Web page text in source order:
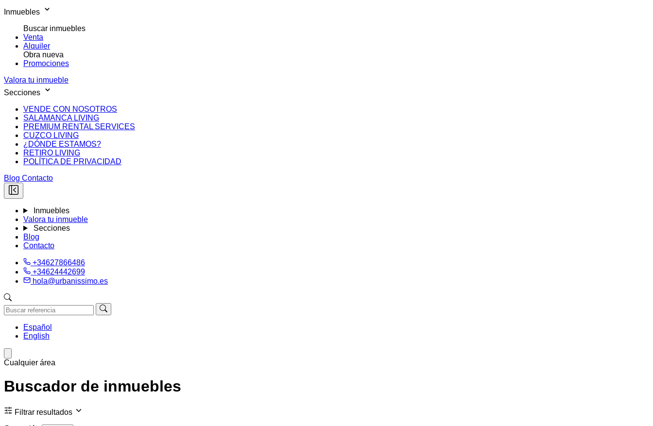
Inmuebles
Buscar inmuebles
Venta
Alquiler
Obra nueva
Promociones
Valora tu inmueble
Secciones
VENDE CON NOSOTROS
SALAMANCA LIVING
PREMIUM RENTAL SERVICES
CUZCO LIVING
¿DÓNDE ESTAMOS?
RETIRO LIVING
POLÍTICA DE PRIVACIDAD
Blog Contacto
Inmuebles
Valora tu inmueble
Secciones
Blog
Contacto
+34627866486
+34624442699
hola@urbanissimo.es
Español
English
Cualquier área
Buscador de inmuebles
Filtrar resultados